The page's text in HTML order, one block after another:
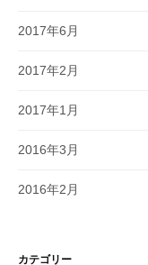
2017年6月
2017年2月
2017年1月
2016年3月
2016年2月
カテゴリー